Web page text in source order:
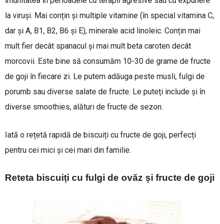
la viruși. Mai conțin și multiple vitamine (în special vitamina C,
dar și A, B1, B2, B6 și E), minerale acid linoleic. Conțin mai
mult fier decât spanacul și mai mult beta caroten decât
morcovii. Este bine să consumăm 10-30 de grame de fructe
de goji în fiecare zi. Le putem adăuga peste musli, fulgi de
porumb sau diverse salate de fructe. Le puteți include și în
diverse smoothies, alături de fructe de sezon.
Iată o rețetă rapidă de biscuiți cu fructe de goji, perfecți
pentru cei mici și cei mari din familie.
Reteta biscuiți cu fulgi de ovăz și fructe de goji